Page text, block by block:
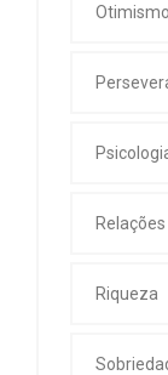
Otimismo
Riqueza